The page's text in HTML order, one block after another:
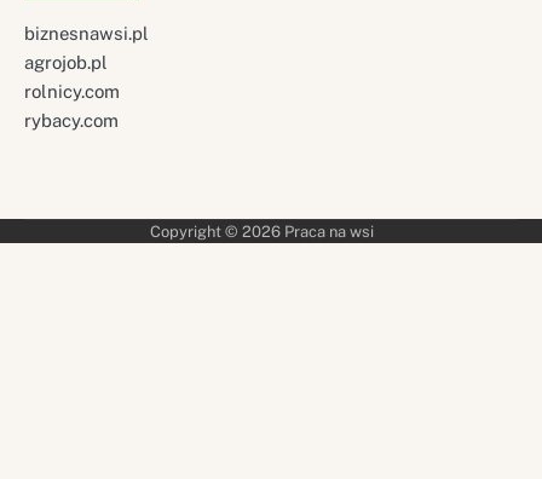
biznesnawsi.pl
agrojob.pl
rolnicy.com
rybacy.com
Copyright © 2026 Praca na wsi